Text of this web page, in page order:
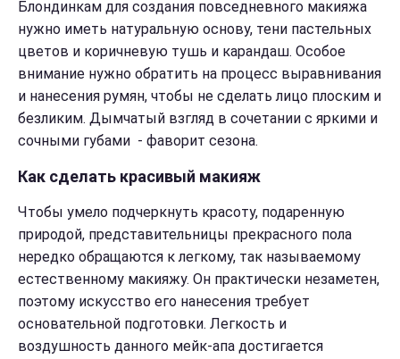
Блондинкам для создания повседневного макияжа
нужно иметь натуральную основу, тени пастельных
цветов и коричневую тушь и карандаш. Особое
внимание нужно обратить на процесс выравнивания
и нанесения румян, чтобы не сделать лицо плоским и
безликим. Дымчатый взгляд в сочетании с яркими и
сочными губами - фаворит сезона.
Как сделать красивый макияж
Чтобы умело подчеркнуть красоту, подаренную
природой, представительницы прекрасного пола
нередко обращаются к легкому, так называемому
естественному макияжу. Он практически незаметен,
поэтому искусство его нанесения требует
основательной подготовки. Легкость и
воздушность данного мейк-апа достигается